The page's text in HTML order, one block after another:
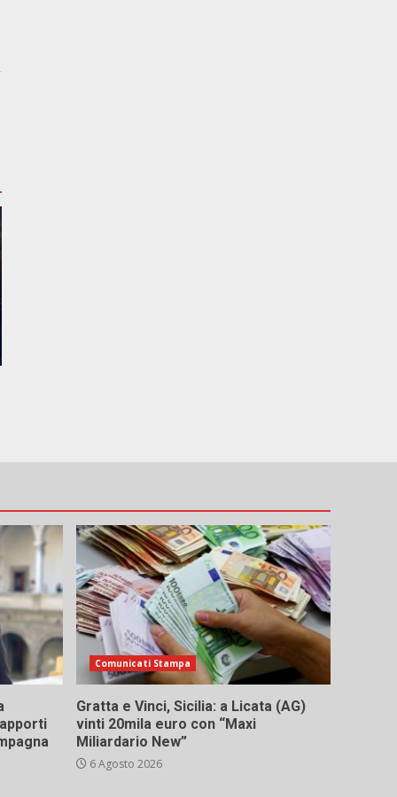
Comunicati Stampa
Gratta e Vinci, Sicilia: a Licata (AG)
vinti 20mila euro con “Maxi
Miliardario New”
6 Agosto 2026